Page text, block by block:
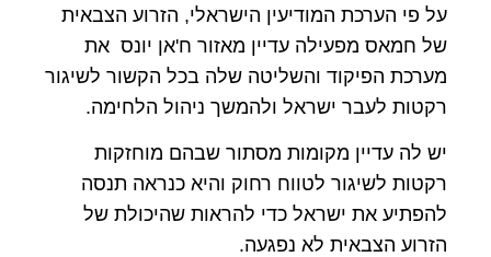
על פי הערכת המודיעין הישראלי, הזרוע הצבאית
של חמאס מפעילה עדיין מאזור ח'אן יונס את
מערכת הפיקוד והשליטה שלה בכל הקשור לשיגור
רקטות לעבר ישראל ולהמשך ניהול הלחימה.
יש לה עדיין מקומות מסתור שבהם מוחזקות
רקטות לשיגור לטווח רחוק והיא כנראה תנסה
להפתיע את ישראל כדי להראות שהיכולת של
הזרוע הצבאית לא נפגעה.